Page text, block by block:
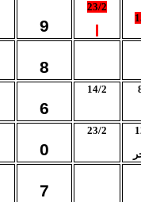
9
23/2
8
6
14/2
0
23/2
7